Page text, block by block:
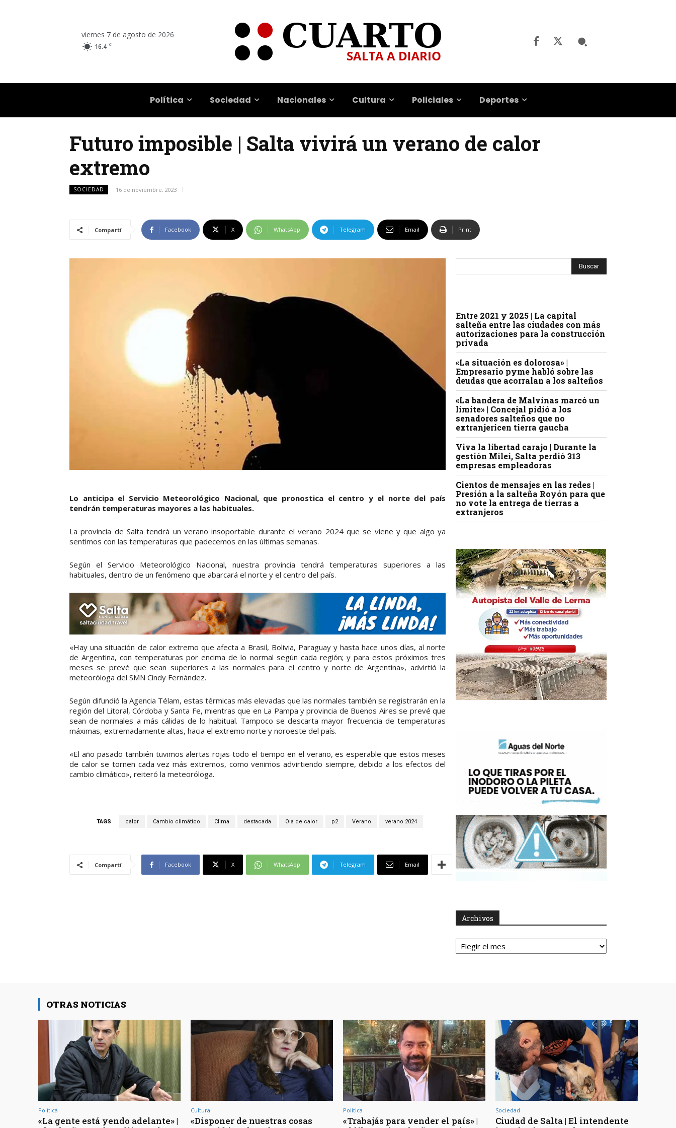
viernes 7 de agosto de 2026
16.4 C
Política Sociedad Nacionales Cultura Policiales Deportes
Futuro imposible | Salta vivirá un verano de calor
extremo
SOCIEDAD 16 de noviembre, 2023
Compartí Facebook X WhatsApp Telegram Email Print
Lo anticipa el Servicio Meteorológico Nacional, que pronostica el centro y el norte del país
tendrán temperaturas mayores a las habituales.
La provincia de Salta tendrá un verano insoportable durante el verano 2024 que se viene y que algo ya
sentimos con las temperaturas que padecemos en las últimas semanas.
Según el Servicio Meteorológico Nacional, nuestra provincia tendrá temperaturas superiores a las
habituales, dentro de un fenómeno que abarcará el norte y el centro del país.
«Hay una situación de calor extremo que afecta a Brasil, Bolivia, Paraguay y hasta hace unos días, al norte
de Argentina, con temperaturas por encima de lo normal según cada región; y para estos próximos tres
meses se prevé que sean superiores a las normales para el centro y norte de Argentina», advirtió la
meteoróloga del SMN Cindy Fernández.
Según difundió la Agencia Télam, estas térmicas más elevadas que las normales también se registrarán en la
región del Litoral, Córdoba y Santa Fe, mientras que en La Pampa y provincia de Buenos Aires se prevé que
sean de normales a más cálidas de lo habitual. Tampoco se descarta mayor frecuencia de temperaturas
máximas, extremadamente altas, hacia el extremo norte y noroeste del país.
«El año pasado también tuvimos alertas rojas todo el tiempo en el verano, es esperable que estos meses
de calor se tornen cada vez más extremos, como venimos advirtiendo siempre, debido a los efectos del
cambio climático», reiteró la meteoróloga.
TAGS calor Cambio climático Clima destacada Ola de calor p2 Verano verano 2024
Compartí Facebook X WhatsApp Telegram Email
Entre 2021 y 2025 | La capital
salteña entre las ciudades con más
autorizaciones para la construcción
privada
«La situación es dolorosa» |
Empresario pyme habló sobre las
deudas que acorralan a los salteños
«La bandera de Malvinas marcó un
límite» | Concejal pidió a los
senadores salteños que no
extranjericen tierra gaucha
Viva la libertad carajo | Durante la
gestión Milei, Salta perdió 313
empresas empleadoras
Cientos de mensajes en las redes |
Presión a la salteña Royón para que
no vote la entrega de tierras a
extranjeros
Archivos
Archivos
OTRAS NOTICIAS
Política
«La gente está yendo adelante» |
Cultura
«Disponer de nuestras cosas
Política
«Trabajás para vender el país» |
Sociedad
Ciudad de Salta | El intendente